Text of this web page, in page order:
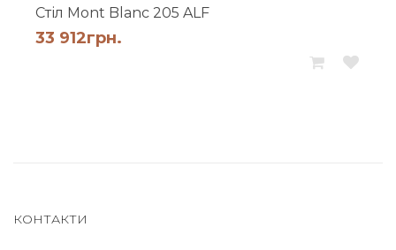
Cтіл Mont Blanc 205 ALF
33 912грн.
КОНТАКТИ